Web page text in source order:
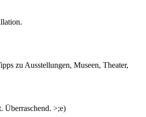
zu Ausstellungen, Museen, Theater,
Überraschend. >;e)